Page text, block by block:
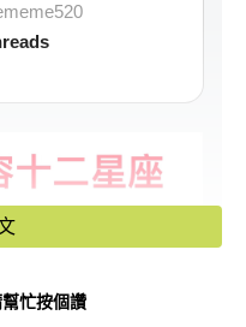
忙按個讚